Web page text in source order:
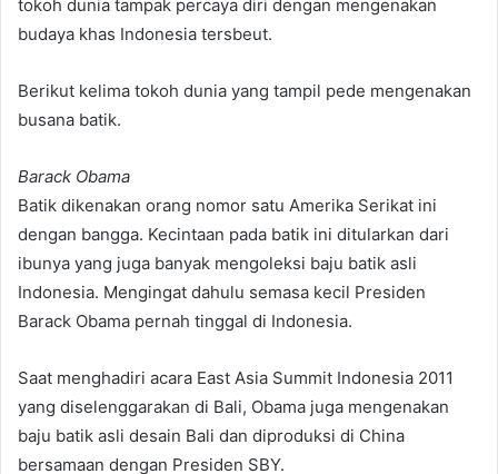
tokoh dunia tampak percaya diri dengan mengenakan
budaya khas Indonesia tersbeut.
Berikut kelima tokoh dunia yang tampil pede mengenakan
busana batik.
Barack Obama
Batik dikenakan orang nomor satu Amerika Serikat ini
dengan bangga. Kecintaan pada batik ini ditularkan dari
ibunya yang juga banyak mengoleksi baju batik asli
Indonesia. Mengingat dahulu semasa kecil Presiden
Barack Obama pernah tinggal di Indonesia.
Saat menghadiri acara East Asia Summit Indonesia 2011
yang diselenggarakan di Bali, Obama juga mengenakan
baju batik asli desain Bali dan diproduksi di China
bersamaan dengan Presiden SBY.